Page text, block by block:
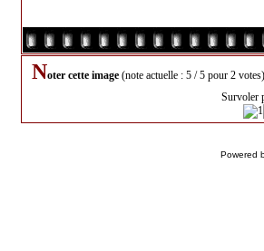
Noter cette image (note actuelle : 5 / 5 pour 2 votes)
Survoler
Powered